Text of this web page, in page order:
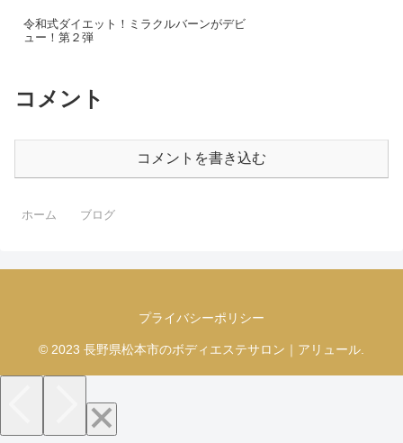
令和式ダイエット！ミラクルバーンがデビ
ュー！第２弾
コメント
コメントを書き込む
ホーム ブログ
プライバシーポリシー
© 2023 長野県松本市のボディエステサロン｜アリュール.